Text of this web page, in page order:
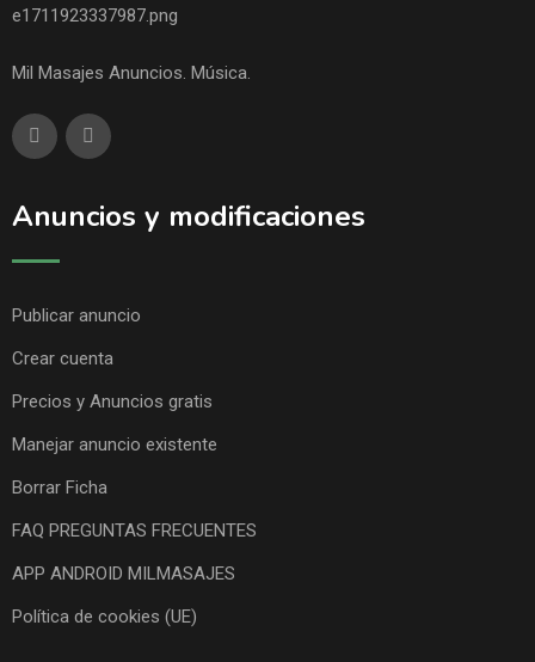
Mil Masajes Anuncios. Música.
Anuncios y modificaciones
Publicar anuncio
Crear cuenta
Precios y Anuncios gratis
Manejar anuncio existente
Borrar Ficha
FAQ PREGUNTAS FRECUENTES
APP ANDROID MILMASAJES
Política de cookies (UE)